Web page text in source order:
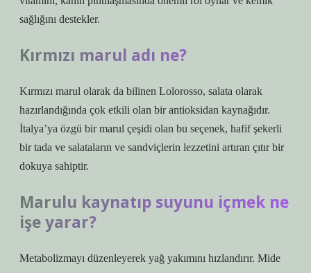
sağlığını destekler.
Kırmızı marul adı ne?
Kırmızı marul olarak da bilinen Lolorosso, salata olarak
hazırlandığında çok etkili olan bir antioksidan kaynağıdır.
İtalya’ya özgü bir marul çeşidi olan bu seçenek, hafif şekerli
bir tada ve salataların ve sandviçlerin lezzetini artıran çıtır bir
dokuya sahiptir.
Marulu kaynatıp suyunu içmek ne
işe yarar?
Metabolizmayı düzenleyerek yağ yakımını hızlandırır. Mide